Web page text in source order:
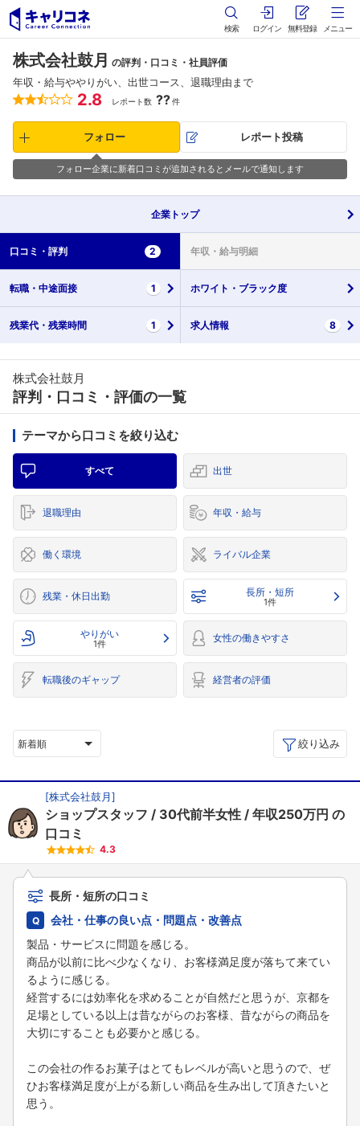
検索 ログイン 無料登録 メニュー
株式会社鼓月 の評判・口コミ・社員評価
年収・給与ややりがい、出世コース、退職理由まで
2.8 レポート数 ??件
フォロー レポート投稿
フォロー企業に新着口コミが追加されるとメールで通知します
企業 トップ
口コミ・ 評判 2 年収・ 給与明細
転職・ 中途面接 1 ホワイト・ ブラック度
残業代・ 残業時間 1 求人情報 8
株式会社鼓月
評判・口コミ・評価の一覧
テーマから口コミを絞り込む
すべて 出世
退職理由 年収・給与
働く環境 ライバル企業
残業・休日出勤 長所・短所
1件
やりがい
1件 女性の働きやすさ
転職後のギャップ 経営者の評価
新着順 絞り込み
[株式会社鼓月]
ショップスタッフ 30代前半女性 年収250万円 の
口コミ
4.3
長所・短所の口コミ
会社・仕事の良い点・問題点・改善点
製品・サービスに問題を感じる。
商品が以前に比べ少なくなり、お客様満足度が落ちて来てい
るように感じる。
経営するには効率化を求めることが自然だと思うが、京都を
足場としている以上は昔ながらのお客様、昔ながらの商品を
大切にすることも必要かと感じる。
この会社の作るお菓子はとてもレベルが高いと思うので、ぜ
ひお客様満足度が上がる新しい商品を生み出して頂きたいと
思う。